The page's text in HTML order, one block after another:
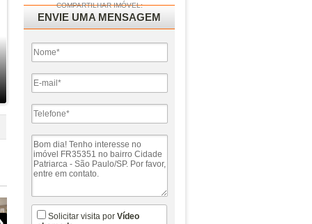
COMPARTILHAR IMÓVEL:
ENVIE UMA MENSAGEM
Solicitar visita porVídeo